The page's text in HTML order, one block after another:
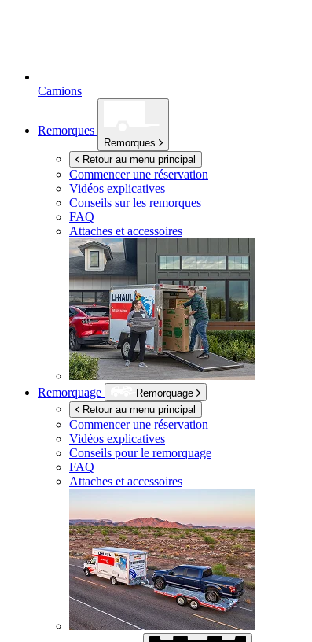
Camions
Remorques
Remorques
Retour au menu principal
Commencer une réservation
Vidéos explicatives
Conseils sur les remorques
FAQ
Attaches et accessoires
Remorquage
Remorquage
Retour au menu principal
Commencer une réservation
Vidéos explicatives
Conseils pour le remorquage
FAQ
Attaches et accessoires